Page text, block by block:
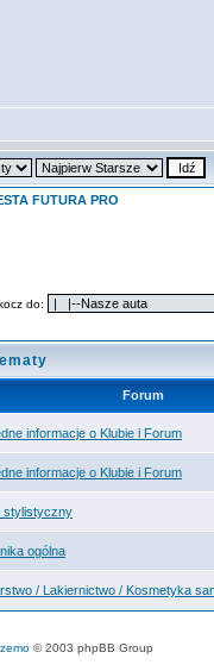
FUTURA PRO
do:
Forum
informacje o Klubie i Forum
informacje o Klubie i Forum
stylistyczny
ogólna
/ Lakiernictwo / Kosmetyka
© 2003 phpBB Group